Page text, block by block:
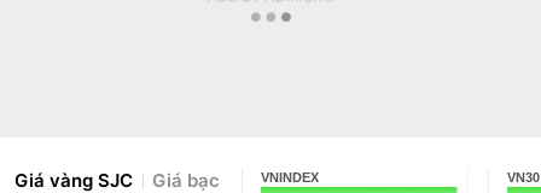
Giá vàng SJC Giá bạc VNINDEX VN30